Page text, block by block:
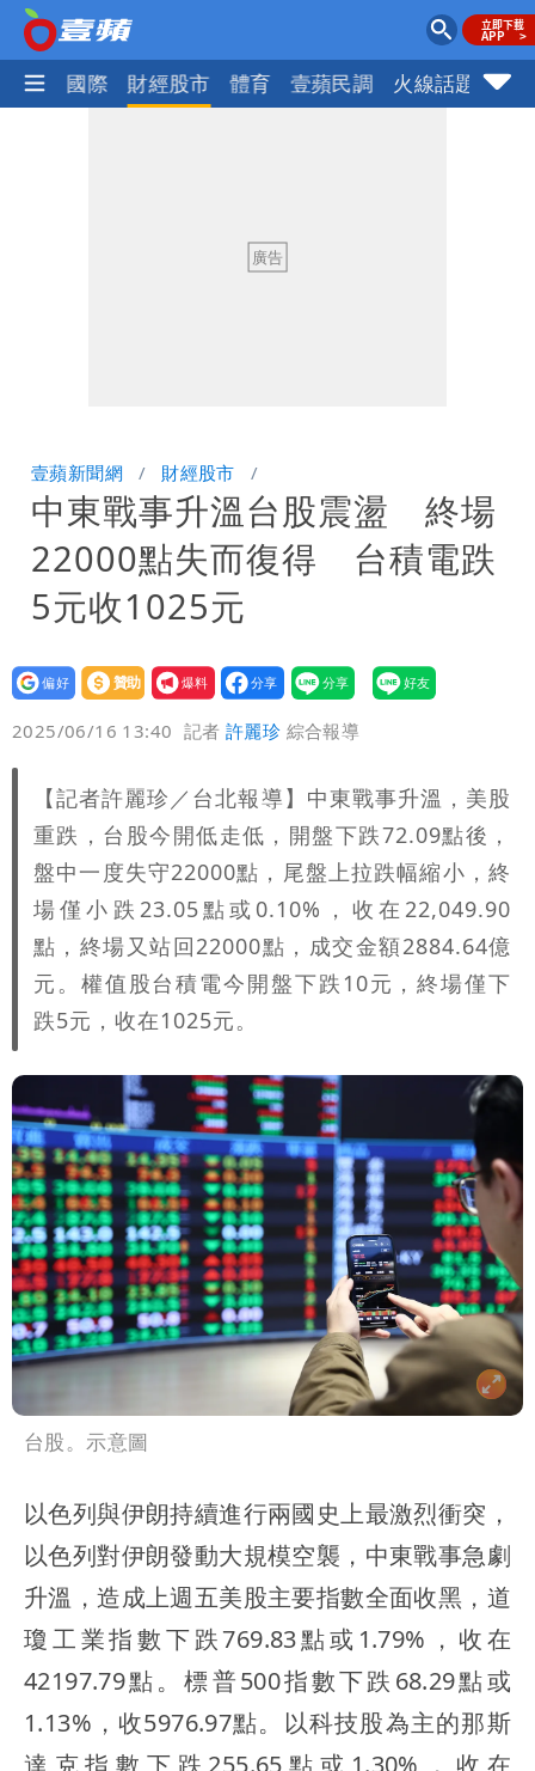
社會 國際 財經股市 體育 壹蘋民調 火線話題
壹蘋新聞網 財經股市
中東戰事升溫台股震盪 終場
22000點失而復得 台積電跌
5元收1025元
設為
贊助
我要
爆料
2025/06/16 13:40 記者許麗珍 綜合報導
【記者許麗珍／台北報導】中東戰事升溫，美股
重跌，台股今開低走低，開盤下跌72.09點後，
盤中一度失守22000點，尾盤上拉跌幅縮小，終
場僅小跌23.05點或0.10%，收在22,049.90
點，終場又站回22000點，成交金額2884.64億
元。權值股台積電今開盤下跌10元，終場僅下
跌5元，收在1025元。
台股。示意圖
以色列與伊朗持續進行兩國史上最激烈衝突，
以色列對伊朗發動大規模空襲，中東戰事急劇
升溫，造成上週五美股主要指數全面收黑，道
瓊工業指數下跌769.83點或1.79%，收在
42197.79點。標普500指數下跌68.29點或
1.13%，收5976.97點。以科技股為主的那斯